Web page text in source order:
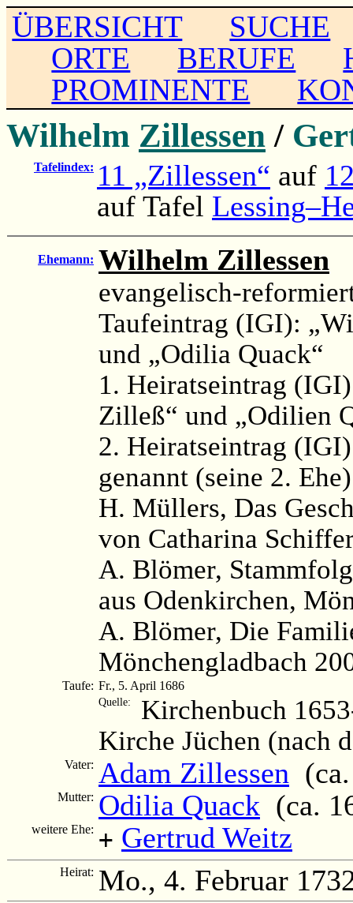
ÜBERSICHT
SUCHE
ORTE
BERUFE
PROMINENTE
Wilhelm Zillessen /
Tafelindex: 11 „Zillessen“ auf
auf Tafel
Ehemann: Wilhelm Zillessen
evangelisch-
Taufeintrag (IGI):
und „Odilia Quack“
1. Heiratseintrag
Zilleß“ und „Odilien
2. Heiratseintrag
genannt (seine 2. Ehe)
H. Müllers, Das
von Catharina
A. Blömer,
aus Odenkirchen,
A. Blömer, Die
Mönchengladbach
Taufe: Fr., 5. April 1686
Quelle:
Kirchenbuch
Kirche Jüchen (nach
Vater: Adam Zillessen
Mutter: Odilia Quack (ca.
weitere Ehe: + Gertrud Weitz
Heirat: Mo., 4. Februar